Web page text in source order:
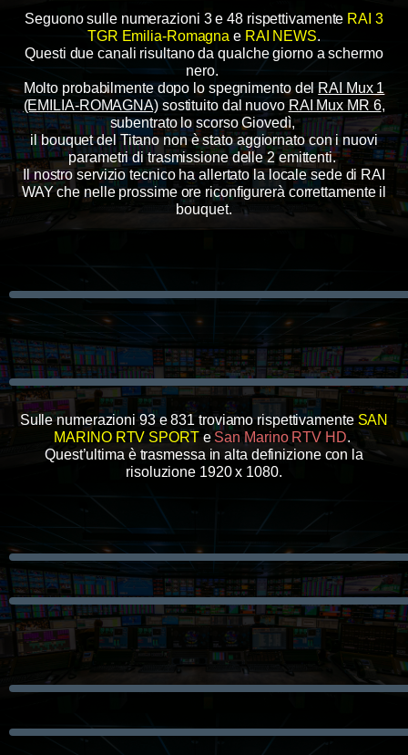
Seguono sulle numerazioni 3 e 48 rispettivamente RAI 3
TGR Emilia-Romagna e RAI NEWS.
Questi due canali risultano da qualche giorno a schermo
nero.
Molto probabilmente dopo lo spegnimento del RAI Mux 1
(EMILIA-ROMAGNA)sostituito dal nuovo RAI Mux MR 6,
subentrato lo scorso Giovedì,
il bouquet del Titano non è stato aggiornato con i nuovi
parametri di trasmissione delle 2 emittenti.
Il nostro servizio tecnico ha allertato la locale sede di RAI
WAY che nelle prossime ore riconfigurerà correttamente il
bouquet.
Sulle numerazioni 93 e 831 troviamo rispettivamente SAN
MARINO RTV SPORTeSan Marino RTV HD.
Quest’ultima è trasmessa in alta definizione con la
risoluzione 1920 x 1080.